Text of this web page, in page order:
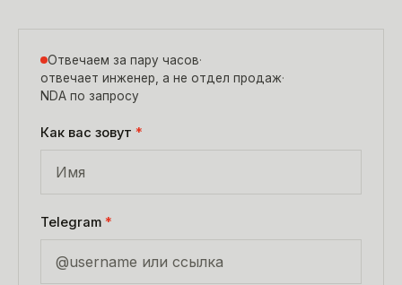
Отвечаем за пару часов·
отвечает инженер, а не отдел продаж·
NDA по запросу
Как вас зовут *
Telegram *